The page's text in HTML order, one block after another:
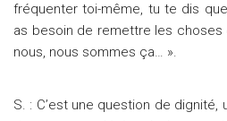
fréquenter toi-même, tu te dis
as besoin de remettre les choses
nous, nous sommes ça… ».
S. : C’est une question de dignité,